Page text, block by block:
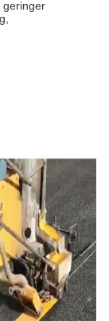
geringer